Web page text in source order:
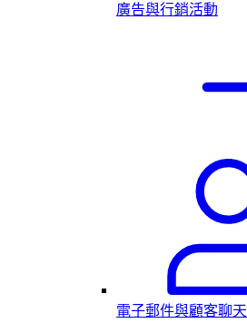
廣告與行銷活動
電子郵件與顧客聊天